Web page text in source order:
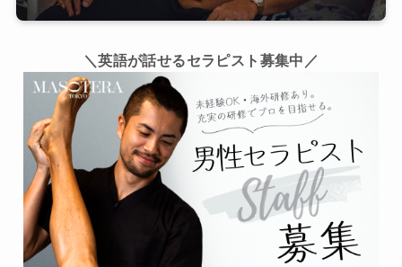
＼英語が話せるセラピスト募集中／